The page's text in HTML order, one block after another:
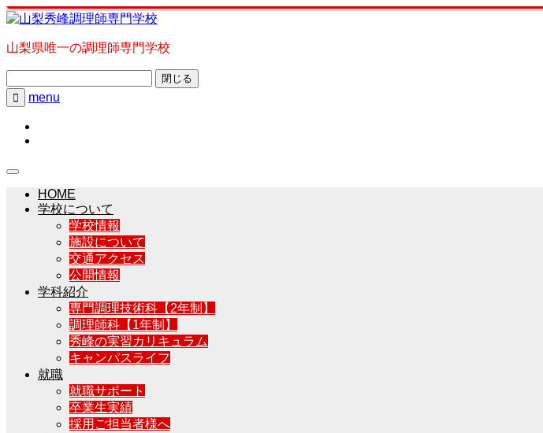
山梨県唯一の調理師専門学校
閉じる

menu
HOME
学校について
学校情報
施設について
交通アクセス
公開情報
学科紹介
専門調理技術科【2年制】
調理師科【1年制】
秀峰の実習カリキュラム
キャンパスライフ
就職
就職サポート
卒業生実績
採用ご担当者様へ